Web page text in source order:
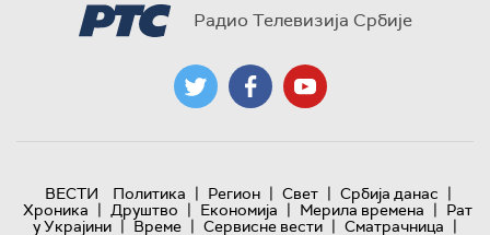
Радио Телевизија Србије
ВЕСТИ Политика | Регион | Свет | Србија данас |
Хроника | Друштво | Економија | Мерила времена | Рат
у Украјини | Време | Сервисне вести | Сматрачница |